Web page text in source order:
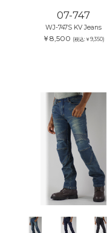
07-747
WJ-747S KV Jeans
￥8,500 (税込:￥9,350)